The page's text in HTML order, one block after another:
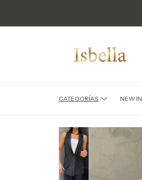
CATEGORÍAS NEW IN